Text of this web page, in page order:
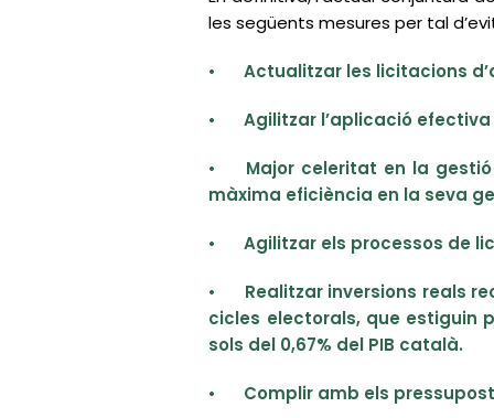
les següents mesures per tal
• Actualitzar les licitacions
• Agilitzar l’aplicació
•
Major celeritat en la
màxima eficiència en la seva
• Agilitzar els processos de
•
Realitzar inversions reals
cicles electorals, que estiguin
sols del 0,67% del PIB català.
• Complir amb els